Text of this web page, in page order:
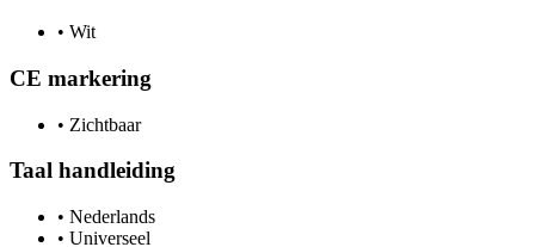
• Wit
CE markering
• Zichtbaar
Taal handleiding
• Nederlands
• Universeel